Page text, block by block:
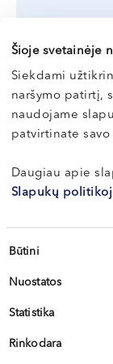
Šioje svetainėje
Siekdami
naršymo patirtį,
naudojame
patvirtinate
Daugiau apie
Slapukų
Sutikimo
Būtini
Nuostatos
Statistika
Rinkodara
tomografijos
kaip
Lėtinis
perdegimas